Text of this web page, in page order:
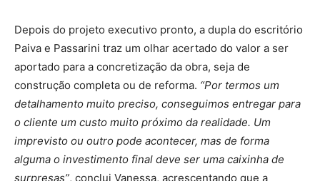
Depois do projeto executivo pronto, a dupla do escritório
Paiva e Passarini traz um olhar acertado do valor a ser
aportado para a concretização da obra, seja de
construção completa ou de reforma. “Por termos um
detalhamento muito preciso, conseguimos entregar para
o cliente um custo muito próximo da realidade. Um
imprevisto ou outro pode acontecer, mas de forma
alguma o investimento final deve ser uma caixinha de
surpresas”, conclui Vanessa, acrescentando que a